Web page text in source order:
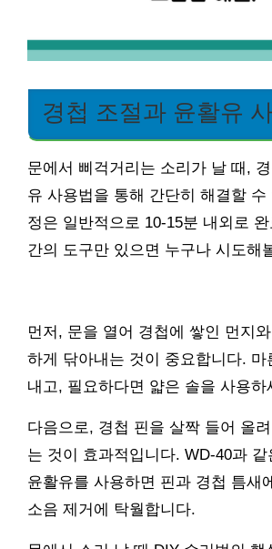
경첩 조절과 윤활유
문에서 삐걱거리는 소리가 날 때,
유 사용법을 통해 간단히 해결할
정은 일반적으로 10-15분 내외로
간의 도구만 있으면 누구나 시도해
먼저, 문을 열어 경첩에 쌓인 먼지
하게 닦아내는 것이 중요합니다. 마
내고, 필요하다면 얇은 솔을 사용하
다음으로, 경첩 핀을 살짝 들어 올
는 것이 효과적입니다. WD-40과 같
윤활유를 사용하면 핀과 경첩 틈새
소음 제거에 탁월합니다.